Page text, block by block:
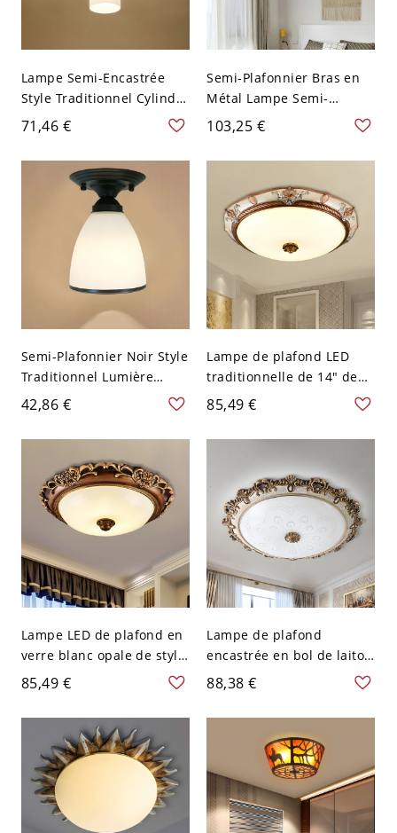
Lampe Semi-Encastrée
Style Traditionnel Cylindre
en Verre Blanc Semi-
Plafonnier Spoutnik en
Noir - Noir 110 V-120 V 3
71,46 €
Semi-Plafonnier Bras en
Métal Lampe Semi-
Encastrée au Plafond
Design d'Ampoule Nue
Style Moderne - Noir 110
103,25 €
Semi-Plafonnier Noir Style
Traditionnel Lumière
Semi-Encastrée au
Plafond Abat-Jour en
Verre 1 Tête - Noir 110 V-
120 V Verre de Vin
42,86 €
Lampe de plafond LED
traditionnelle de 14" de
large avec verre opale
blanc et montage
encastré marron
85,49 €
Lampe LED de plafond en
verre blanc opale de style
rétro avec bol de montage
encastré de 14 pouces de
largeur en brun
85,49 €
Lampe de plafond
encastrée en bol de laiton
vintage avec verre givré et
LED, lumière blanche, 15"
L
88,38 €